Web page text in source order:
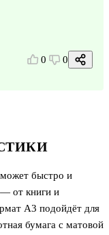
быстро и
от книги и
А3 подойдёт для
бумага с матовой
0 0